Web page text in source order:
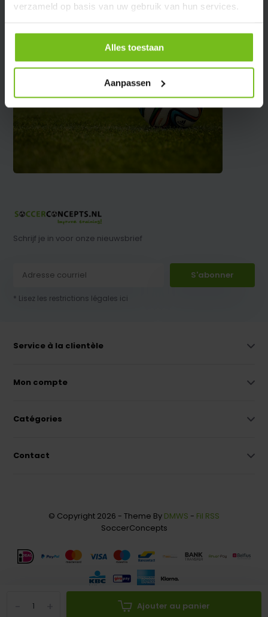
verzameld op basis van uw gebruik van hun services.
Alles toestaan
Aanpassen
Ajouter au panier
Schrijf je in voor onze nieuwsbrief
S'abonner
* Lisez les restrictions légales ici
Service à la clientèle
Mon compte
Catégories
Contact
© Copyright 2026 - Theme By DMWS - Fil RSS
SoccerConcepts